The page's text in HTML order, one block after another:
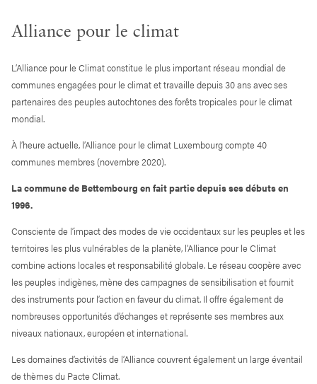
Alliance pour le climat
L’Alliance pour le Climat constitue le plus important réseau mondial de
communes engagées pour le climat et travaille depuis 30 ans avec ses
partenaires des peuples autochtones des forêts tropicales pour le climat
mondial.
À l’heure actuelle, l’Alliance pour le climat Luxembourg compte 40
communes membres (novembre 2020).
La commune de Bettembourg en fait partie depuis ses débuts en
1996.
Consciente de l’impact des modes de vie occidentaux sur les peuples et les
territoires les plus vulnérables de la planète, l’Alliance pour le Climat
combine actions locales et responsabilité globale. Le réseau coopère avec
les peuples indigènes, mène des campagnes de sensibilisation et fournit
des instruments pour l’action en faveur du climat. Il offre également de
nombreuses opportunités d’échanges et représente ses membres aux
niveaux nationaux, européen et international.
Les domaines d’activités de l’Alliance couvrent également un large éventail
de thèmes du Pacte Climat.